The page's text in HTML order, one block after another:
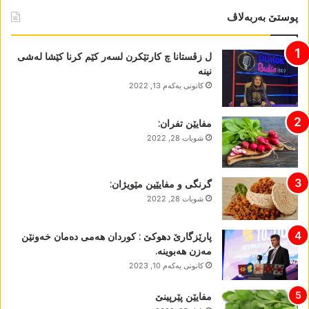
پوستێ بەربەلاڤ
ل زڤستانا چ کارتێکرن لسەر کێم کرنا کێشا لەشی
نینە
كانونی یه‌كه‌م 13, 2022
مفایێن تفران:
شوبات 28, 2022
گرنگی و مفایێین مێویژان:
شوبات 28, 2022
پارێزگارێ دھوکێ : کوردان ھەمی دەمان خەونێن
مەزن ھەبوینە.
كانونی یه‌كه‌م 10, 2023
مفایێن پێرپینێ